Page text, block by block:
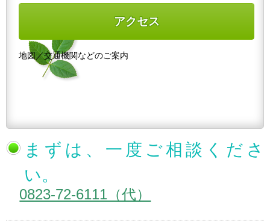
アクセス
地図／交通機関などのご案内
まずは、一度ご相談くださ
い。
0823-72-6111（代）